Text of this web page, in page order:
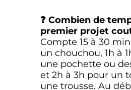
❓ Combien de
premier projet
Compte 15 à 30
un chouchou, 1h à
une pochette ou
et 2h à 3h pour un
une trousse. Au